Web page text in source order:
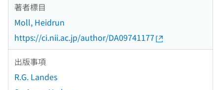
著者標目
Moll, Heidrun
https://ci.nii.ac.jp/author/DA09741177
出版事項
R.G. Landes